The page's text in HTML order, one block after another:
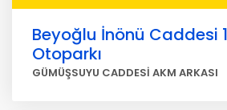
Beyoğlu İnönü Caddesi
Otoparkı
GÜMÜŞSUYU CADDESİ AKM ARKASI